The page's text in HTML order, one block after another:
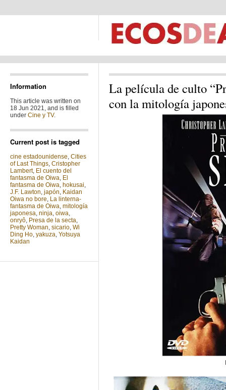
Information
This article was written on
18 Jun 2021, and is filled
under Cine y TV.
Current post is tagged
cine estadounidense, Cities
of Last Things, Cristopher
Lambert, El cuento del
fantasma de Oiwa, El
fantasma de Oiwa, hokusai,
J.F. Lawton, japón, Kaidan
Oiwa no bore, La linterna-
fantasma de Oiwa, mitología
japonesa, ninja, oiwa,
onryô, Presa de la secta,
Pretty Woman, sicario, Wi
Ding Ho, yakuza, Yotsuya
Kaidan
La película de culto
con la mitología